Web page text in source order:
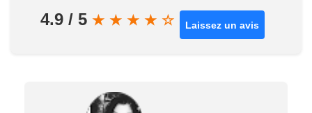
4.9 / 5 ★ ★ ★ ★ ☆ Laissez un avis